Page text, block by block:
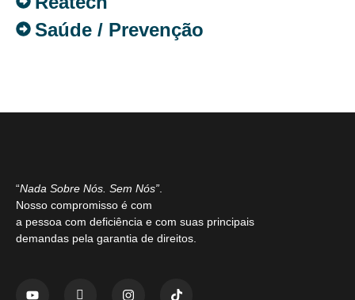
Saúde / Prevenção
“Nada Sobre Nós. Sem Nós”.
Nosso compromisso é com
a pessoa com deficiência e com suas principais
demandas pela garantia de direitos.